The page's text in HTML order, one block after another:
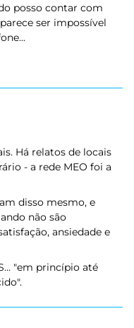
posso contar com
ser impossível
Há relatos de locais
- a rede MEO foi a
disso mesmo, e
não são
ansiedade e
"em princípio até